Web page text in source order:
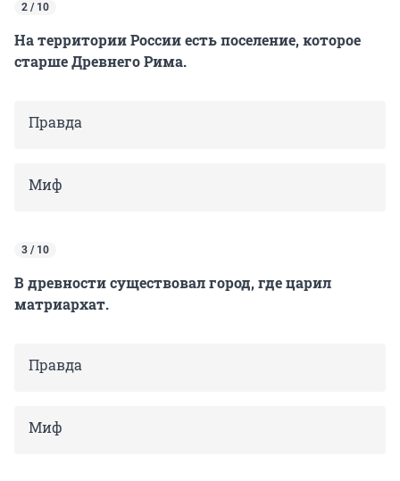
2 / 10
На территории России есть поселение, которое
старше Древнего Рима.
Правда
Миф
3 / 10
В древности существовал город, где царил
матриархат.
Правда
Миф